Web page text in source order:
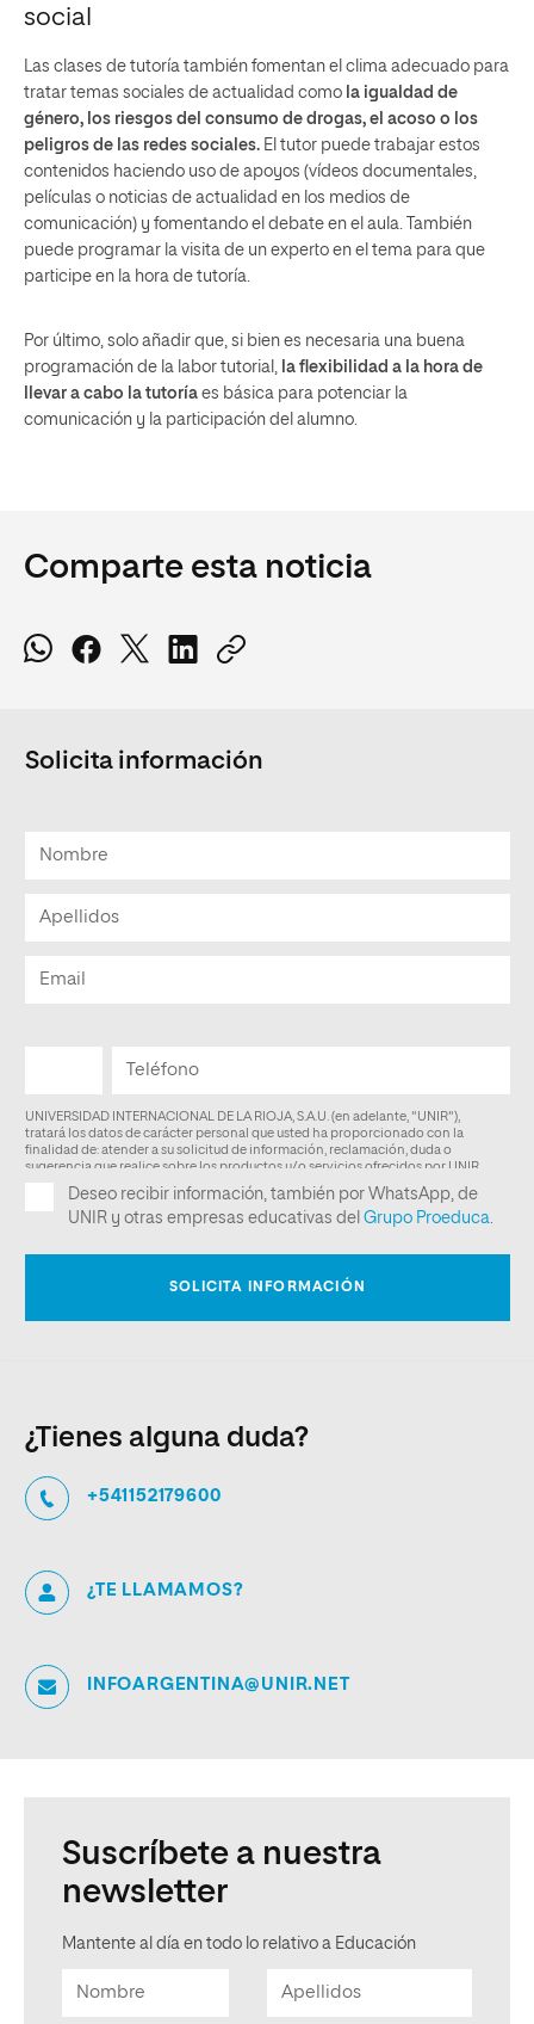
social
Las clases de tutoría también fomentan el clima adecuado para
tratar temas sociales de actualidad como la igualdad de
género, los riesgos del consumo de drogas, el acoso o los
peligros de las redes sociales. El tutor puede trabajar estos
contenidos haciendo uso de apoyos (vídeos documentales,
películas o noticias de actualidad en los medios de
comunicación) y fomentando el debate en el aula. También
puede programar la visita de un experto en el tema para que
participe en la hora de tutoría.
Por último, solo añadir que, si bien es necesaria una buena
programación de la labor tutorial,
la flexibilidad a la hora de
llevar a cabo la tutoría es básica para potenciar la
comunicación y la participación del alumno.
Comparte esta noticia
Solicita información
¿Tienes alguna duda?
+541152179600
¿TE LLAMAMOS?
INFOARGENTINA@UNIR.NET
Suscríbete a nuestra
newsletter
Mantente al día en todo lo relativo a Educación